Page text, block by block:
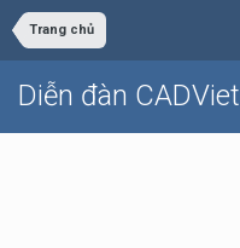
Trang chủ
Diễn đàn CADViet